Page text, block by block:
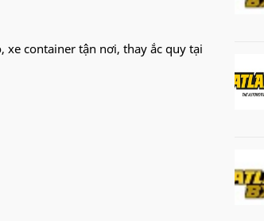
xe container tận nơi, thay ắc quy tại